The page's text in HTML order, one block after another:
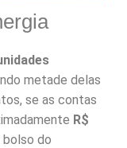
metade delas
se as contas
R$
bolso do